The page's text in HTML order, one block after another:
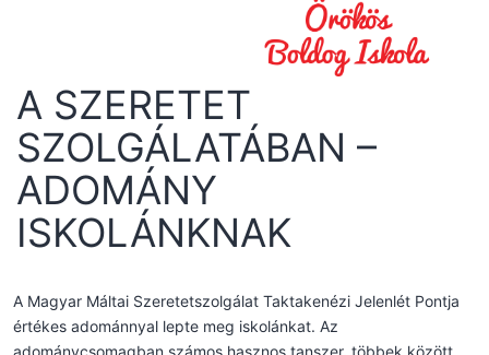
A SZERETET
SZOLGÁLATÁBAN –
ADOMÁNY
ISKOLÁNKNAK
A Magyar Máltai Szeretetszolgálat Taktakenézi Jelenlét Pontja
értékes adománnyal lepte meg iskolánkat. Az
adománycsomagban számos hasznos tanszer, többek között